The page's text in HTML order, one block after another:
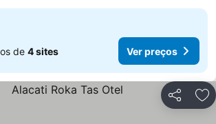
de 4 sites Ver preços
Partilhar